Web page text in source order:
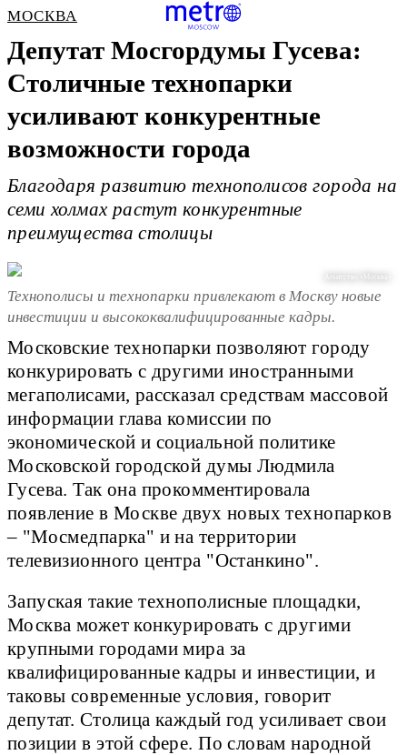
МОСКВА
Депутат Мосгордумы Гусева:
Столичные технопарки
усиливают конкурентные
возможности города
Благодаря развитию технополисов города на
семи холмах растут конкурентные
преимущества столицы
Агентство «Москва»
Технополисы и технопарки привлекают в Москву новые
инвестиции и высококвалифицированные кадры.
Московские технопарки позволяют городу
конкурировать с другими иностранными
мегаполисами, рассказал средствам массовой
информации глава комиссии по
экономической и социальной политике
Московской городской думы Людмила
Гусева. Так она прокомментировала
появление в Москве двух новых технопарков
– "Мосмедпарка" и на территории
телевизионного центра "Останкино".
Запуская такие технополисные площадки,
Москва может конкурировать с другими
крупными городами мира за
квалифицированные кадры и инвестиции, и
таковы современные условия, говорит
депутат. Столица каждый год усиливает свои
позиции в этой сфере. По словам народной